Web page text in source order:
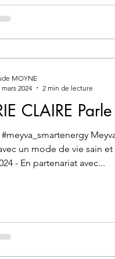
CLAIRE
#meyva_smartenergy
un mode de vie sain
- En partenariat avec...
MOYNE
mars 2024
2 min de lecture